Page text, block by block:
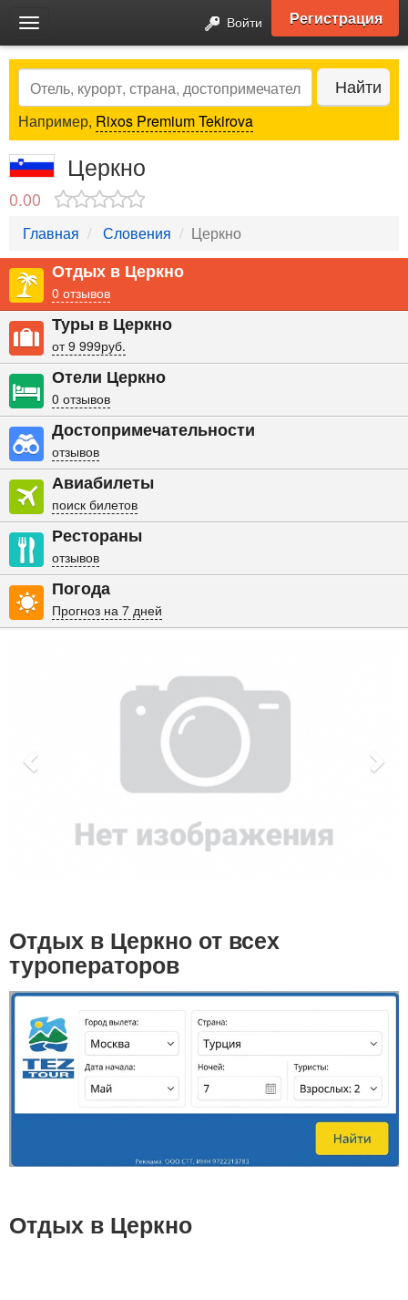
Toggle
navigation
Войти Регистрация
Search Найти
Например, Rixos Premium Tekirova
Церкно
0.00
Главная Словения Церкно
Отдых в Церкно
0 отзывов
Туры в Церкно
от 9 999руб.
Отели Церкно
0 отзывов
Достопримечательности
отзывов
Авиабилеты
поиск билетов
Рестораны
отзывов
Погода
Прогноз на 7 дней
Отдых в Церкно от всех
туроператоров
Отдых в Церкно